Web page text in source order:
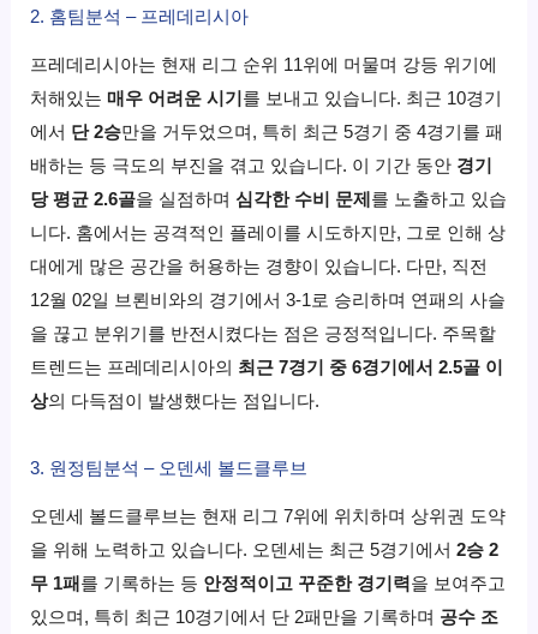
2. 홈팀분석 – 프레데리시아
프레데리시아는 현재 리그 순위 11위에 머물며 강등 위기에
처해있는 매우 어려운 시기 를 보내고 있습니다. 최근 10경기
에서 단 2승만을 거두었으며, 특히 최근 5경기 중 4경기를 패
배하는 등 극도의 부진을 겪고 있습니다. 이 기간 동안 경기
당 평균 2.6골을 실점하며 심각한 수비 문제 를 노출하고 있습
니다. 홈에서는 공격적인 플레이를 시도하지만, 그로 인해 상
대에게 많은 공간을 허용하는 경향이 있습니다. 다만, 직전
12월 02일 브뢴비와의 경기에서 3-1로 승리하며 연패의 사슬
을 끊고 분위기를 반전시켰다는 점은 긍정적입니다. 주목할
트렌드는 프레데리시아의 최근 7경기 중 6경기에서 2.5골 이
상의 다득점이 발생했다는 점입니다.
3. 원정팀분석 – 오덴세 볼드클루브
오덴세 볼드클루브는 현재 리그 7위에 위치하며 상위권 도약
을 위해 노력하고 있습니다. 오덴세는 최근 5경기에서2승 2
무 1패 를 기록하는 등 안정적이고 꾸준한 경기력을 보여주고
있으며, 특히 최근 10경기에서 단 2패만을 기록하며 공수 조